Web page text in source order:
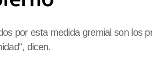
por esta medida gremial son los
dicen.